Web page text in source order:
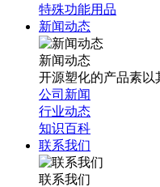
特殊功能用品
新闻动态
新闻动态
开源塑化的产品素以
公司新闻
行业动态
知识百科
联系我们
联系我们